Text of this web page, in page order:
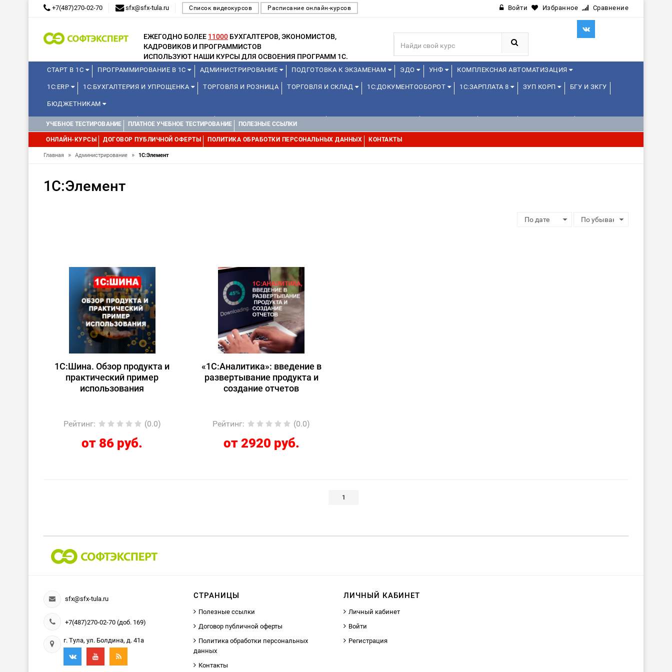
+7(487)270-02-70 sfx@sfx-tula.ru Список видеокурсов Расписание онлайн-курсов Войти Избранное Сравнение
ЕЖЕГОДНО БОЛЕЕ 11000 БУХГАЛТЕРОВ, ЭКОНОМИСТОВ,
КАДРОВИКОВ И ПРОГРАММИСТОВ
ИСПОЛЬЗУЮТ НАШИ КУРСЫ ДЛЯ ОСВОЕНИЯ ПРОГРАММ 1С.
СТАРТ В 1С ПРОГРАММИРОВАНИЕ В 1С АДМИНИСТРИРОВАНИЕ ПОДГОТОВКА К ЭКЗАМЕНАМ ЭДО УНФ КОМПЛЕКСНАЯ АВТОМАТИЗАЦИЯ
1С:ERP 1С:БУХГАЛТЕРИЯ И УПРОЩЕНКА ТОРГОВЛЯ И РОЗНИЦА ТОРГОВЛЯ И СКЛАД 1С:ДОКУМЕНТООБОРОТ 1С:ЗАРПЛАТА 8 ЗУП КОРП БГУ И ЗКГУ
БЮДЖЕТНИКАМ
КУРСЫ ДЛЯ ШКОЛЬНИКОВ ДЛЯ ШКОЛЬНИКОВ 1С:УПРАВЛЕНИЕ ХОЛДИНГОМ
WEB, JAVA И ANDROID
УЧЕБНОЕ ТЕСТИРОВАНИЕ ПЛАТНОЕ УЧЕБНОЕ ТЕСТИРОВАНИЕ ПОЛЕЗНЫЕ ССЫЛКИ
ОНЛАЙН-КУРСЫ ДОГОВОР ПУБЛИЧНОЙ ОФЕРТЫ ПОЛИТИКА ОБРАБОТКИ ПЕРСОНАЛЬНЫХ ДАННЫХ КОНТАКТЫ
Главная » Администрирование » 1С:Элемент
1С:Элемент
1С:Шина. Обзор продукта и
практический пример
использования
Рейтинг: (0.0)
от 86 руб.
«1С:Аналитика»: введение в
развертывание продукта и
создание отчетов
Рейтинг: (0.0)
от 2920 руб.
1
sfx@sfx-tula.ru
+7(487)270-02-70 (доб. 169)
г. Тула, ул. Болдина, д. 41а
СТРАНИЦЫ
Полезные ссылки
Договор публичной оферты
Политика обработки персональных
данных
Контакты
ЛИЧНЫЙ КАБИНЕТ
Личный кабинет
Войти
Регистрация